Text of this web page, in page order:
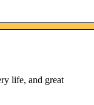
life, and great